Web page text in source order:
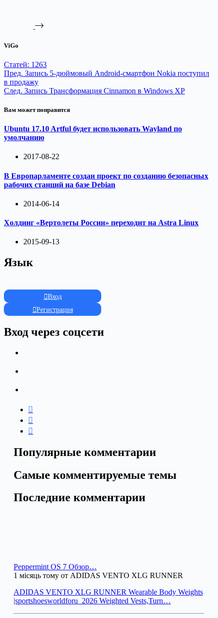
ViGo
Статей: 1263
Пред. Запись 5-дюймовый Android-смартфон Nokia поступил
в продажу
След. Запись Трансформация Cinnamon в Windows XP
Вам может понравится
Ubuntu 17.10 Artful будет использовать Wayland по
умолчанию
2017-08-22
В Европарламенте создан проект по созданию безопасных
рабочих станций на базе Debian
2014-06-14
Холдинг «Вертолеты России» переходит на Astra Linux
2015-09-13
Язык
Вход
Регистрация
Вход через соцсети
Популярные комментарии
Самые комментируемые темы
Последние комментарии
Peppermint OS 7 Обзор…
1 місяць тому от ADIDAS VENTO XLG RUNNER
ADIDAS VENTO XLG RUNNER Wearable Body Weights
|sportshoesworldforu_2026 Weighted Vests,Turn…